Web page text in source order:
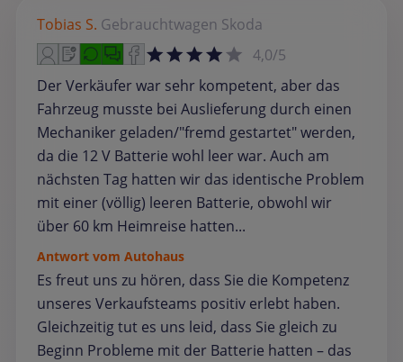
Tobias S. Gebrauchtwagen Skoda
4,0/5
Der Verkäufer war sehr kompetent, aber das
Fahrzeug musste bei Auslieferung durch einen
Mechaniker geladen/"fremd gestartet" werden,
da die 12 V Batterie wohl leer war. Auch am
nächsten Tag hatten wir das identische Problem
mit einer (völlig) leeren Batterie, obwohl wir
über 60 km Heimreise hatten...
Antwort vom Autohaus
Es freut uns zu hören, dass Sie die Kompetenz
unseres Verkaufsteams positiv erlebt haben.
Gleichzeitig tut es uns leid, dass Sie gleich zu
Beginn Probleme mit der Batterie hatten – das